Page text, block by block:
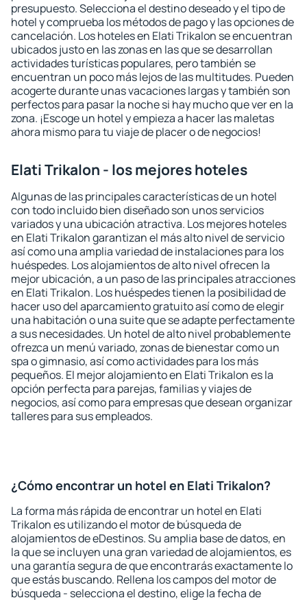
presupuesto. Selecciona el destino deseado y el tipo de
hotel y comprueba los métodos de pago y las opciones de
cancelación. Los hoteles en Elati Trikalon se encuentran
ubicados justo en las zonas en las que se desarrollan
actividades turísticas populares, pero también se
encuentran un poco más lejos de las multitudes. Pueden
acogerte durante unas vacaciones largas y también son
perfectos para pasar la noche si hay mucho que ver en la
zona. ¡Escoge un hotel y empieza a hacer las maletas
ahora mismo para tu viaje de placer o de negocios!
Elati Trikalon - los mejores hoteles
Algunas de las principales características de un hotel
con todo incluido bien diseñado son unos servicios
variados y una ubicación atractiva. Los mejores hoteles
en Elati Trikalon garantizan el más alto nivel de servicio
así como una amplia variedad de instalaciones para los
huéspedes. Los alojamientos de alto nivel ofrecen la
mejor ubicación, a un paso de las principales atracciones
en Elati Trikalon. Los huéspedes tienen la posibilidad de
hacer uso del aparcamiento gratuito así como de elegir
una habitación o una suite que se adapte perfectamente
a sus necesidades. Un hotel de alto nivel probablemente
ofrezca un menú variado, zonas de bienestar como un
spa o gimnasio, así como actividades para los más
pequeños. El mejor alojamiento en Elati Trikalon es la
opción perfecta para parejas, familias y viajes de
negocios, así como para empresas que desean organizar
talleres para sus empleados.
¿Cómo encontrar un hotel en Elati Trikalon?
La forma más rápida de encontrar un hotel en Elati
Trikalon es utilizando el motor de búsqueda de
alojamientos de eDestinos. Su amplia base de datos, en
la que se incluyen una gran variedad de alojamientos, es
una garantía segura de que encontrarás exactamente lo
que estás buscando. Rellena los campos del motor de
búsqueda - selecciona el destino, elige la fecha de